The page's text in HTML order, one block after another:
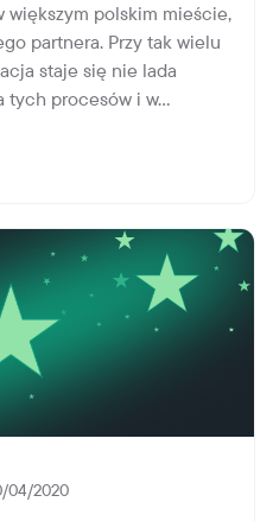
większym polskim mieście,
partnera. Przy tak wielu
staje się nie lada
tych procesów i w...
04/2020